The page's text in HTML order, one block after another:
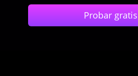
Probar gratis